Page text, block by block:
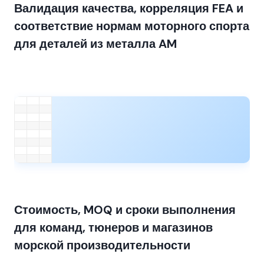
Валидация качества, корреляция FEA и
соответствие нормам моторного спорта
для деталей из металла AM
Стоимость, MOQ и сроки выполнения
для команд, тюнеров и магазинов
морской производительности